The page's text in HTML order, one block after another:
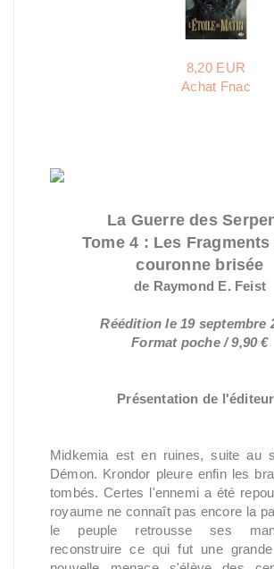
8,20 EUR
Achat Fnac
La Guerre des
Tome 4 : Les
couronne brisée
de Raymond E. Feist
Réédition le 19 septembre
Format poche / 9,90 €
Présentation de
Midkemia est en ruines, suite au
Démon. Krondor pleure enfin les
tombés. Certes l'ennemi a été
royaume ne connaît pas encore la
le peuple retrousse ses
reconstruire ce qui fut une